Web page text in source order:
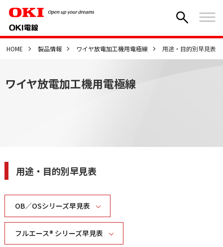
HOME 製品情報 ワイヤ放電加工機用電極線 用途・目的別早見表
ワイヤ放電加工機用電極線
用途・目的別早見表
OB／OSシリーズ早見表
フルエース® シリーズ早見表